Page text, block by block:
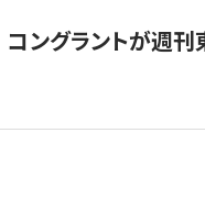
コングラントが週